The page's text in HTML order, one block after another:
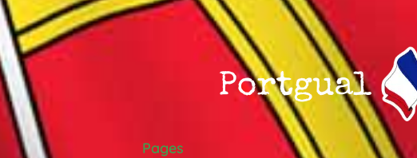
Pages